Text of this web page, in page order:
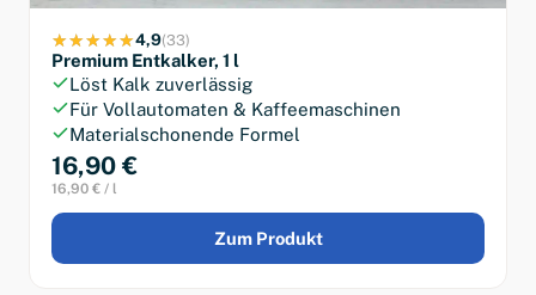
4,9(33)
Premium Entkalker, 1 l
Löst Kalk zuverlässig
Für Vollautomaten & Kaffeemaschinen
Materialschonende Formel
16,90 €
16,90 € / l
Zum Produkt